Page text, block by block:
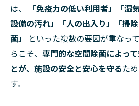
は、
「免疫力の低い利用者」「湿
設備の汚れ」「人の出入り」「掃
菌」
といった複数の要因が重なっ
らこそ、 専門的な空間除菌によっ
とが、施設の安全と安心を守るた
す。